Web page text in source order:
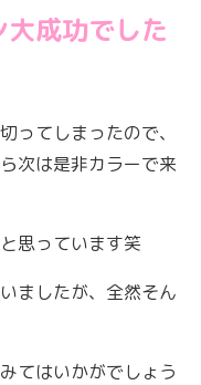
成功でした
ってしまったので、
次は是非カラーで来
思っています笑
ましたが、全然そん
てはいかがでしょう